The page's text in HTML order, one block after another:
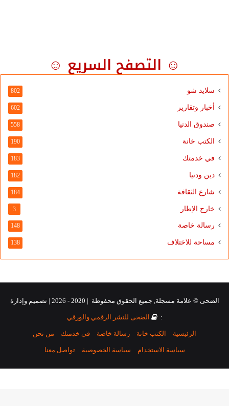
☺ التصفح السريع ☺
سلايد شو 802
أخبار وتقارير 602
صندوق الدنيا 558
الكتب خانة 190
في خدمتك 183
دين ودنيا 182
شارع الثقافة 184
خارج الإطار 3
رسالة خاصة 148
مساحة للاختلاف 138
الضحى © علامة مسجلة, جميع الحقوق محفوظة | 2020 - 2026 | تصميم وإدارة
: الضحى للنشر الرقمي والورقي
الرئيسية الكتب خانة رسالة خاصة في خدمتك من نحن
سياسة الاستخدام سياسة الخصوصية تواصل معنا